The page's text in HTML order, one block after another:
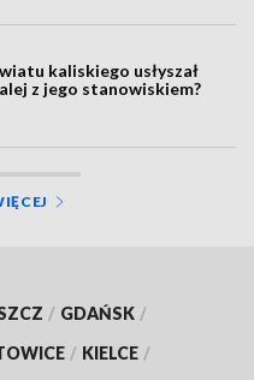
kaliskiego usłyszał
z jego stanowiskiem?
/ GDAŃSK /
/ KIELCE /